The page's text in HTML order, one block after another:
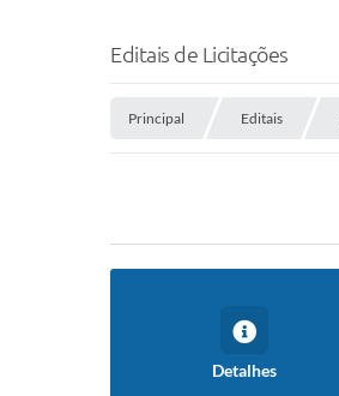
Editais de Licitações
Principal Editais
Detalhes